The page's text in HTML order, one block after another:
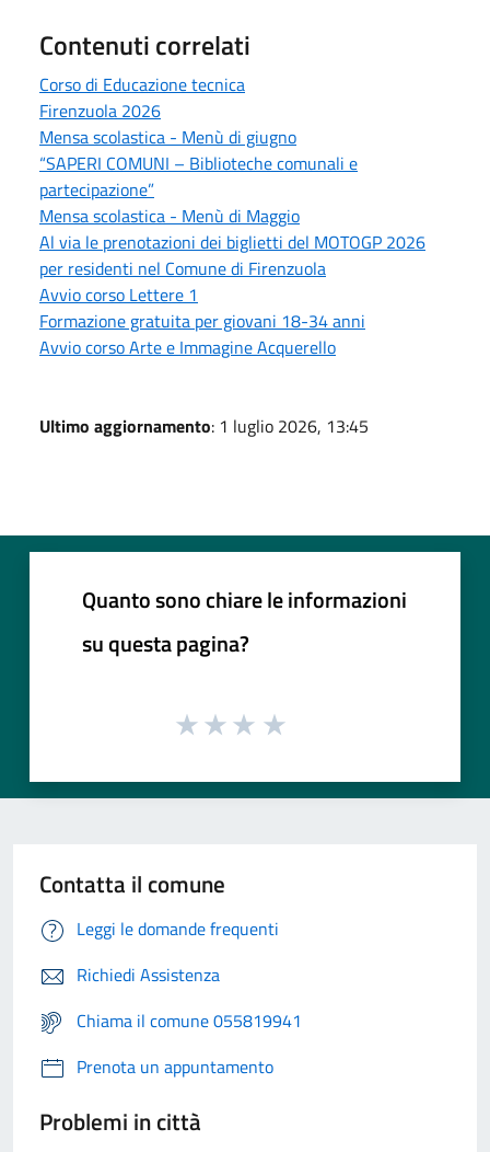
Contenuti correlati
Corso di Educazione tecnica
Firenzuola 2026
Mensa scolastica - Menù di giugno
“SAPERI COMUNI – Biblioteche comunali e
partecipazione”
Mensa scolastica - Menù di Maggio
Al via le prenotazioni dei biglietti del MOTOGP 2026
per residenti nel Comune di Firenzuola
Avvio corso Lettere 1
Formazione gratuita per giovani 18-34 anni
Avvio corso Arte e Immagine Acquerello
Ultimo aggiornamento: 1 luglio 2026, 13:45
Quanto sono chiare le informazioni
su questa pagina?
Contatta il comune
Leggi le domande frequenti
Richiedi Assistenza
Chiama il comune 055819941
Prenota un appuntamento
Problemi in città